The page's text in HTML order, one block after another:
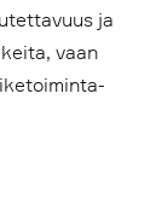
ja
vaan